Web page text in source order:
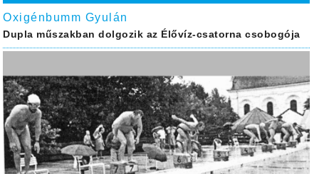
Oxigénbumm Gyulán
Dupla műszakban dolgozik az Élővíz-csatorna csobogója